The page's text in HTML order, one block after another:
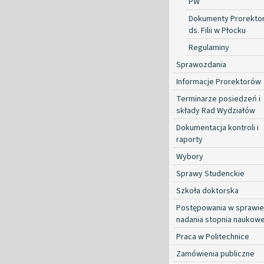
Dokumenty
ds. Filii w Płocku
Regulaminy
Sprawozdania
Informacje Prorektorów
Terminarze posiedzeń i
składy Rad Wydziałów
Dokumentacja kontroli i
raporty
Wybory
Sprawy Studenckie
Szkoła doktorska
Postępowania w sprawie
nadania stopnia
Praca w Politechnice
Zamówienia publiczne